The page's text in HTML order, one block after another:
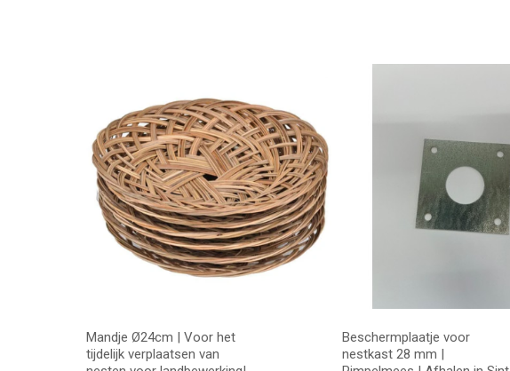
Mandje Ø24cm | Voor het
tijdelijk verplaatsen van
Beschermplaatje voor
nestkast 28 mm |